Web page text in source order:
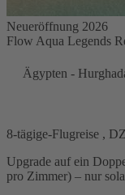
Neueröffnung 2026
Flow Aqua Legends
Ägypten -
8-tägige-Flugreise ,
Upgrade auf ein
pro Zimmer) – nur